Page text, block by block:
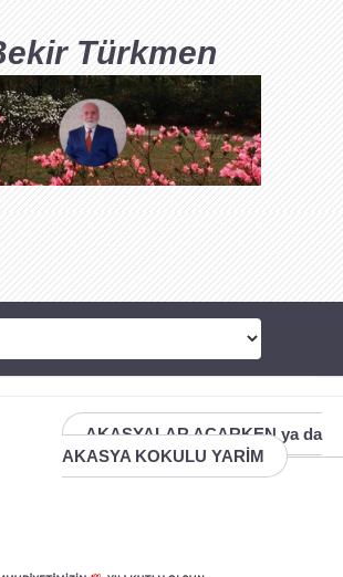
Türkmen
AKASYALAR AÇARKEN ya da
AKASYA KOKULU YARİM